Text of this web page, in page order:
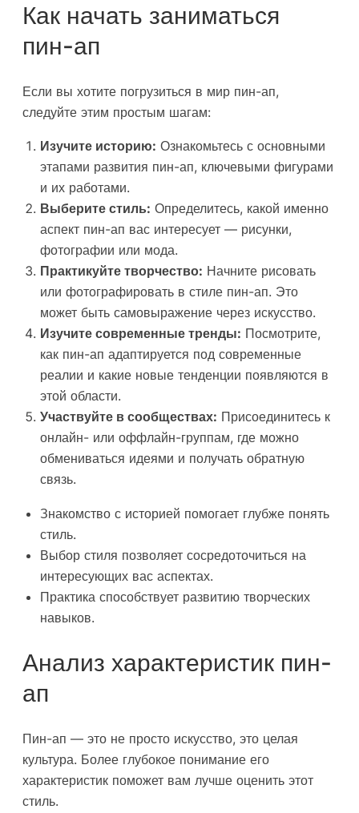
Как начать заниматься
пин-ап
Если вы хотите погрузиться в мир пин-ап,
следуйте этим простым шагам:
Изучите историю: Ознакомьтесь с основными
этапами развития пин-ап, ключевыми фигурами
и их работами.
Выберите стиль: Определитесь, какой именно
аспект пин-ап вас интересует — рисунки,
фотографии или мода.
Практикуйте творчество: Начните рисовать
или фотографировать в стиле пин-ап. Это
может быть самовыражение через искусство.
Изучите современные тренды: Посмотрите,
как пин-ап адаптируется под современные
реалии и какие новые тенденции появляются в
этой области.
Участвуйте в сообществах: Присоединитесь к
онлайн- или оффлайн-группам, где можно
обмениваться идеями и получать обратную
связь.
Знакомство с историей помогает глубже понять
стиль.
Выбор стиля позволяет сосредоточиться на
интересующих вас аспектах.
Практика способствует развитию творческих
навыков.
Анализ характеристик пин-
ап
Пин-ап — это не просто искусство, это целая
культура. Более глубокое понимание его
характеристик поможет вам лучше оценить этот
стиль.